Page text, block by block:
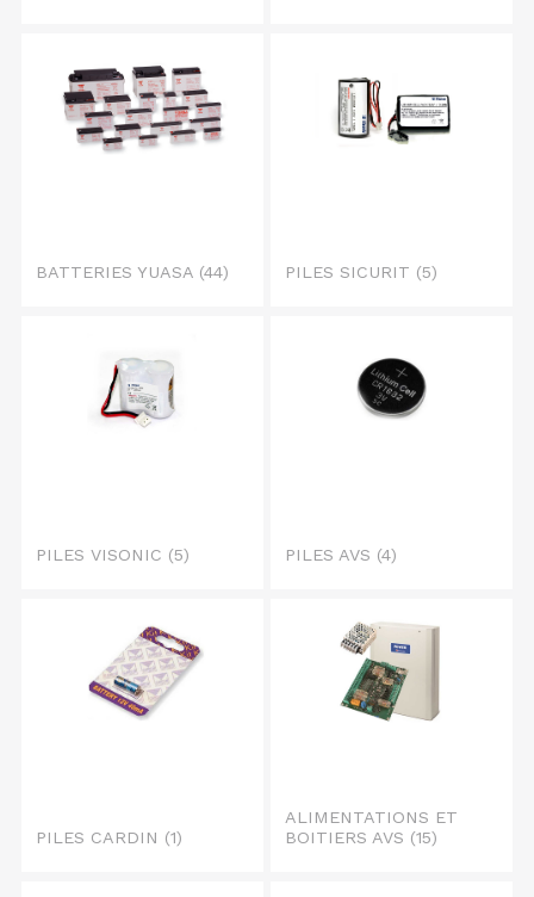
BATTERIES YUASA (44) PILES SICURIT (5)
PILES VISONIC (5) PILES AVS (4)
PILES CARDIN (1)
ALIMENTATIONS ET
BOITIERS AVS (15)